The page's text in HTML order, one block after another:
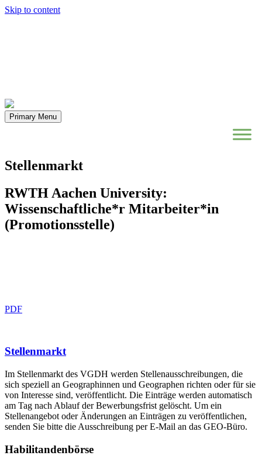
Skip to content
Primary Menu
Stellenmarkt
RWTH Aachen University:
Wissenschaftliche*r Mitarbeiter*in
(Promotionsstelle)
PDF
Stellenmarkt
Im Stellenmarkt des VGDH werden Stellenausschreibungen, die
sich speziell an Geographinnen und Geographen richten oder für sie
von Interesse sind, veröffentlicht. Die Einträge werden automatisch
am Tag nach Ablauf der Bewerbungsfrist gelöscht. Um ein
Stellenangebot oder Änderungen an Einträgen zu veröffentlichen,
senden Sie bitte die Ausschreibung per E-Mail an das GEO-Büro.
Habilitandenbörse